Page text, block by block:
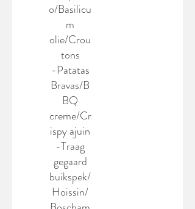
o/Basilicu
m
olie/Crou
tons
-Patatas
Bravas/B
BQ
creme/Cr
ispy ajuin
-Traag
gegaard
buikspek/
Hoissin/